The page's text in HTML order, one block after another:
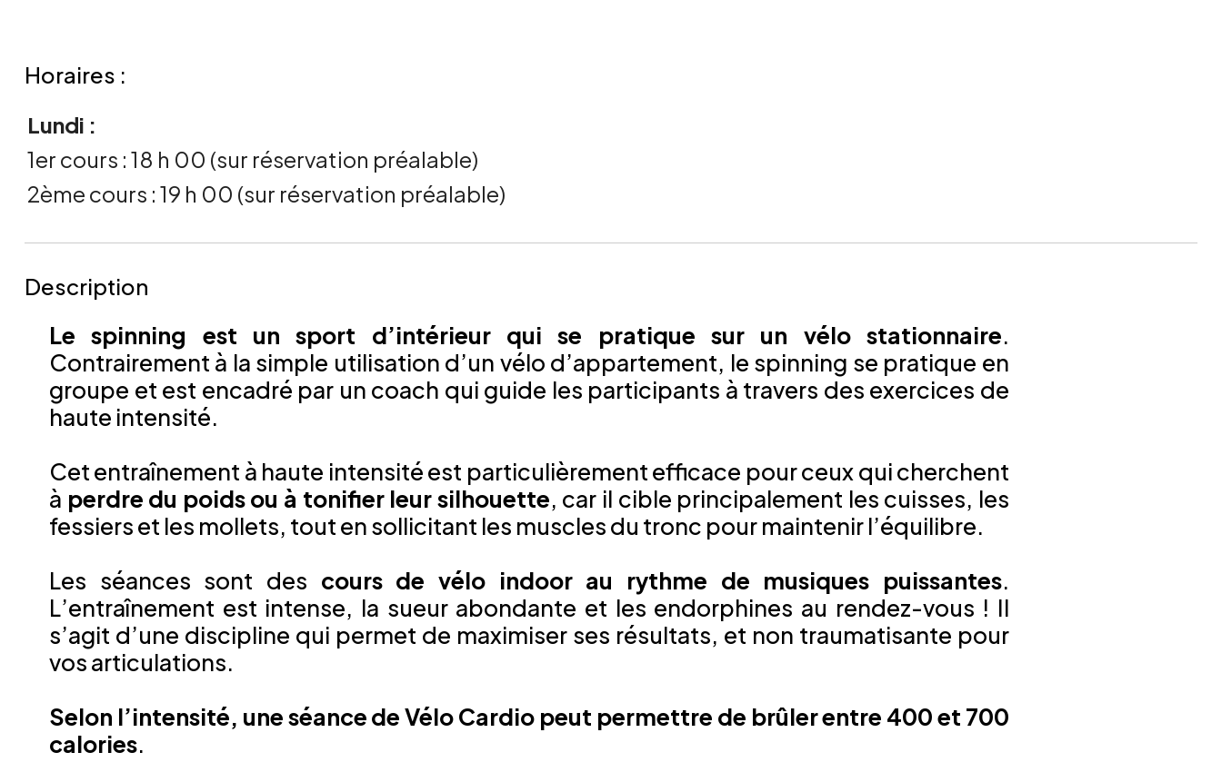
Horaires :
Lundi :
1er cours : 18 h 00 (sur réservation préalable)
2ème cours : 19 h 00 (sur réservation préalable)
Description
Le spinning est un sport d’intérieur qui se pratique sur un vélo stationnaire.
Contrairement à la simple utilisation d’un vélo d’appartement, le spinning se pratique en
groupe et est encadré par un coach qui guide les participants à travers des exercices de
haute intensité.
Cet entraînement à haute intensité est particulièrement efficace pour ceux qui cherchent
à perdre du poids ou à tonifier leur silhouette, car il cible principalement les cuisses, les
fessiers et les mollets, tout en sollicitant les muscles du tronc pour maintenir l’équilibre.
Les séances sont des cours de vélo indoor au rythme de musiques puissantes.
L’entraînement est intense, la sueur abondante et les endorphines au rendez-vous ! Il
s’agit d’une discipline qui permet de maximiser ses résultats, et non traumatisante pour
vos articulations.
Selon l’intensité, une séance de Vélo Cardio peut permettre de brûler entre 400 et 700
calories.